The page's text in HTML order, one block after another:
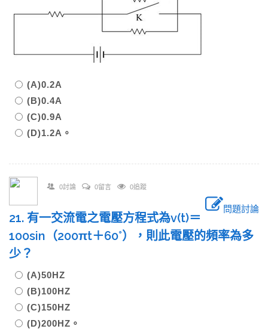
(A)0.2A
(B)0.4A
(C)0.9A
(D)1.2A。
0討論 0留言 0追蹤
問題討論
21. 有一交流電之電壓方程式為v(t)＝
100sin（200πt＋60°），則此電壓的頻率為多
少？
(A)50HZ
(B)100HZ
(C)150HZ
(D)200HZ。